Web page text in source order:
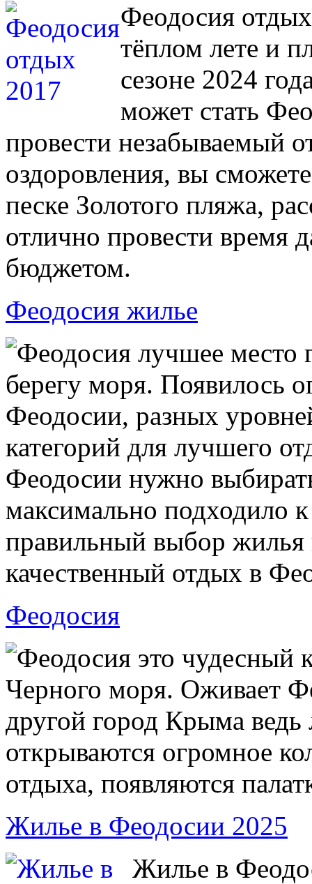
Феодосия
тёплом лете и
сезоне 2024
может стать
провести незабываемый
оздоровления, вы
песке Золотого пляжа,
отлично провести
бюджетом.
Феодосия жилье
Феодосия лучшее место
берегу моря. Появилось
Феодосии, разных
категорий для лучшего
Феодосии нужно
максимально подходило
правильный выбор жилья
качественный отдых в
Феодосия
Феодосия это чудесный
Черного моря. Оживает
другой город Крыма
открываются огромное
отдыха, появляются
Жилье в Феодосии 2025
Жилье в